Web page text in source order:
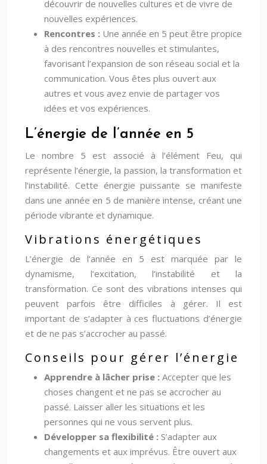
découvrir de nouvelles cultures et de vivre de
nouvelles expériences.
Rencontres : Une année en 5 peut être propice
à des rencontres nouvelles et stimulantes,
favorisant l’expansion de son réseau social et la
communication. Vous êtes plus ouvert aux
autres et vous avez envie de partager vos
idées et vos expériences.
L’énergie de l’année en 5
Le nombre 5 est associé à l’élément Feu, qui
représente l’énergie, la passion, la transformation et
l’instabilité. Cette énergie puissante se manifeste
dans une année en 5 de manière intense, créant une
période vibrante et dynamique.
Vibrations énergétiques
L’énergie de l’année en 5 est marquée par le
dynamisme, l’excitation, l’instabilité et la
transformation. Ce sont des vibrations intenses qui
peuvent parfois être difficiles à gérer. Il est
important de s’adapter à ces fluctuations d’énergie
et de ne pas s’accrocher au passé.
Conseils pour gérer l’énergie
Apprendre à lâcher prise : Accepter que les
choses changent et ne pas se accrocher au
passé. Laisser aller les situations et les
personnes qui ne vous servent plus.
Développer sa flexibilité : S’adapter aux
changements et aux imprévus. Être ouvert aux